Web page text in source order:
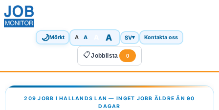
🌙Mörkt A A A SV▾ Kontakta oss
📋Jobblista 0
209 JOBB I HALLANDS LAN — INGET JOBB ÄLDRE ÄN 90
DAGAR